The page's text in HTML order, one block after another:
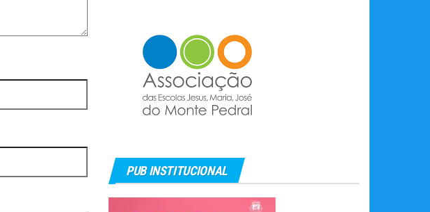
PUB INSTITUCIONAL